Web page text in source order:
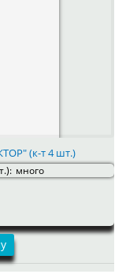
(к-т 4 шт.)
много